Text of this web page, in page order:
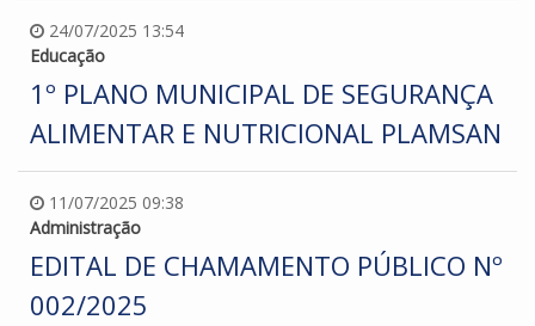
24/07/2025 13:54
Educação
1º PLANO MUNICIPAL DE SEGURANÇA
ALIMENTAR E NUTRICIONAL PLAMSAN
11/07/2025 09:38
Administração
EDITAL DE CHAMAMENTO PÚBLICO Nº
002/2025